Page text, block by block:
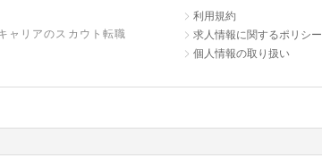
ャリアのスカウト転職
利用規約
求人情報に関するポリシー
個人情報の取り扱い